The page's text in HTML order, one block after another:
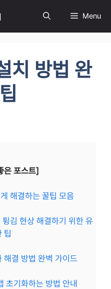
Menu
치 방법 완
은 포스트]
해결하는 꿀팁 모음
김 현상 해결하기 위한 유
팁
결 방법 완벽 가이드
초기화하는 방법 안내